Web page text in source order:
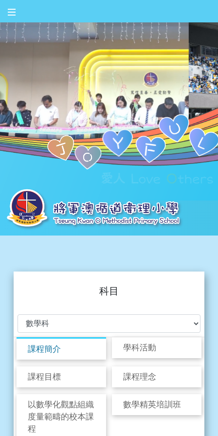
科目
課程簡介 學科活動
課程目標 課程理念
以數學化觀點組織
度量範疇的校本課
程
數學精英培訓班